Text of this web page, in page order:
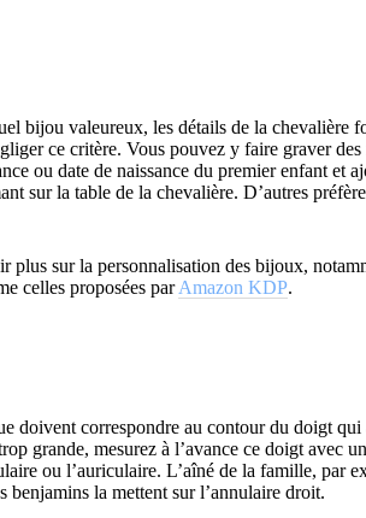
bijou valeureux, les détails de la chevalière
ce critère. Vous pouvez y faire graver
ou date de naissance du premier enfant et
sur la table de la chevalière. D’autres
plus sur la personnalisation des bijoux,
celles proposées parAmazon KDP.
doivent correspondre au contour du doigt
grande, mesurez à l’avance ce doigt avec
ou l’auriculaire. L’aîné de la famille, par
benjamins la mettent sur l’annulaire droit.